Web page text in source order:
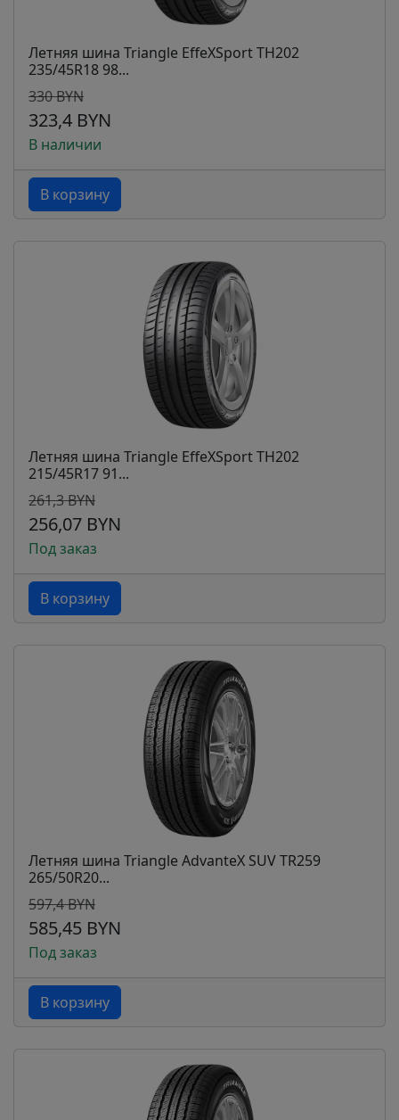
Летняя шина Triangle EffeXSport TH202
235/45R18 98...
330 BYN
323,4 BYN
В наличии
В корзину
Летняя шина Triangle EffeXSport TH202
215/45R17 91...
261,3 BYN
256,07 BYN
Под заказ
В корзину
Летняя шина Triangle AdvanteX SUV TR259
265/50R20...
597,4 BYN
585,45 BYN
Под заказ
В корзину